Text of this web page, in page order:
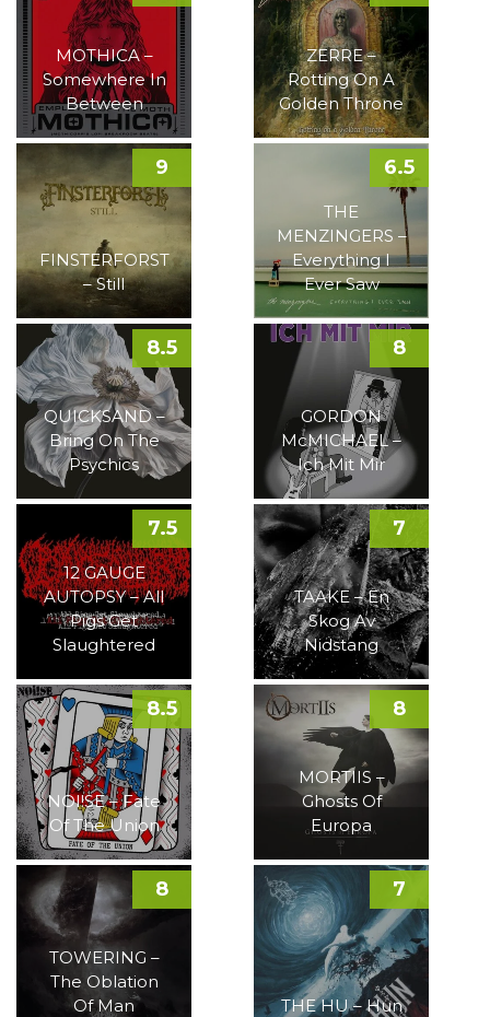
MOTHICA –
Somewhere In
Between
ZERRE –
Rotting On A
Golden Throne
FINSTERFORST
– Still
9
THE
MENZINGERS –
Everything I
Ever Saw
6.5
QUICKSAND –
Bring On The
Psychics
8.5
GORDON
McMICHAEL –
Ich Mit Mir
8
12 GAUGE
AUTOPSY – All
Pigs Get
Slaughtered
7.5
TAAKE – En
Skog Av
Nidstang
7
NOI!SE – Fate
Of The Union
8.5
MORTIIS –
Ghosts Of
Europa
8
TOWERING –
The Oblation
Of Man
8
THE HU – Hun
7